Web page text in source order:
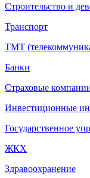
Строительство и
Транспорт
ТМТ
Банки
Страховые
Инвестиционные
Государственное
ЖКХ
Здравоохранение